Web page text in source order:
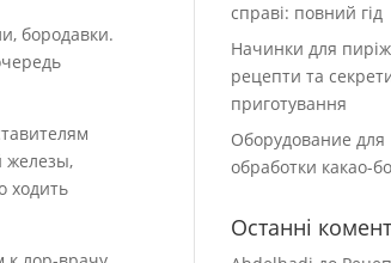
бородавки.
железы,
ходить
справі: повний гід
Начинки для
рецепти та
приготування
Оборудование для
обработки какао-
Останні